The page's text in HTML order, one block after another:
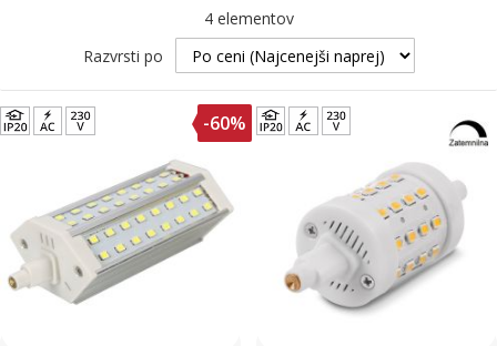
4elementov
Razvrsti po
-60%